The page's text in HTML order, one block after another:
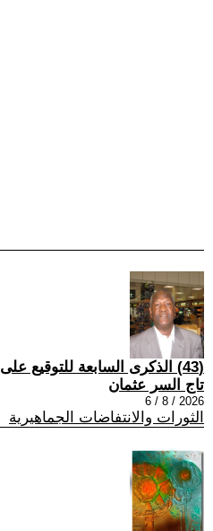
(43) الذكرى السابعة للتوقيع على الوثيقة الدستورية
تاج السر عثمان
2026 / 8 / 6
الثورات والانتفاضات الجماهيرية